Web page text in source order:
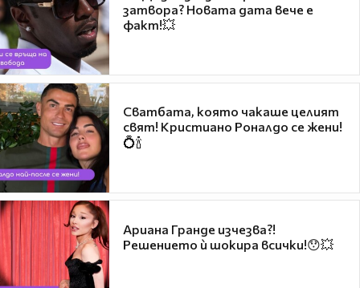
затвора? Новата дата вече е
факт!💥
Сватбата, която чакаше целият
свят! Кристиано Роналдо се жени!
💍🍾
Ариана Гранде изчезва?!
Решението ѝ шокира всички!😯💥